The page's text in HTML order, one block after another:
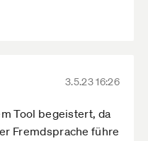
3.5.23 16:26
Tool begeistert, da
Fremdsprache führe